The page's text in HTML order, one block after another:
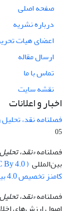
صفحه اصلی
درباره نشریه
اعضای هیات
ارسال مقاله
تماس با ما
نقشه سایت
اخبار و اعلانات
فصلنامه نقد،
05
فصلنامه«نقد،
بین‌المللی
کامنز تخصیص 4.0 بین‌المللی ) ف
فصلنامه«نقد،